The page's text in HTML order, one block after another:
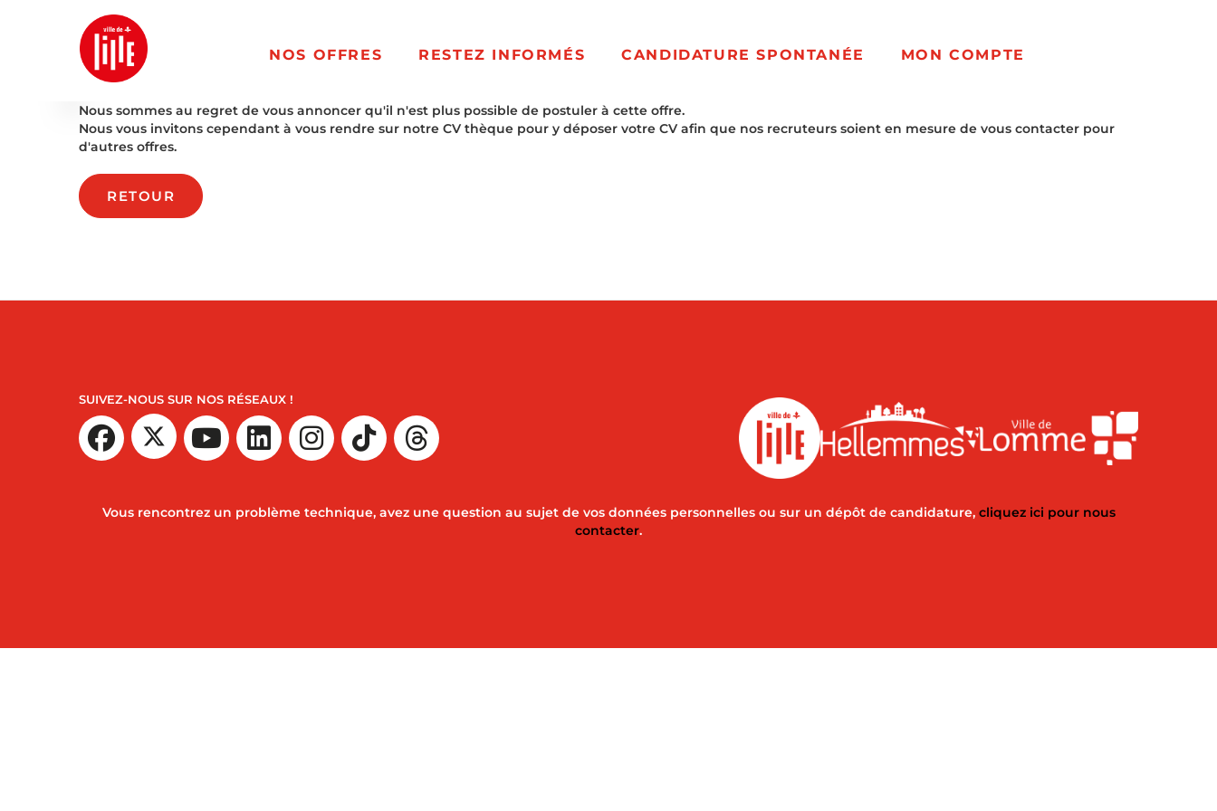
NOS OFFRES RESTEZ INFORMÉS CANDIDATURE SPONTANÉE MON COMPTE
Nous sommes au regret de vous annoncer qu'il n'est plus possible de postuler à cette offre.
Nous vous invitons cependant à vous rendre sur notre CV thèque pour y déposer votre CV afin que nos recruteurs soient en mesure de vous contacter pour
d'autres offres.
RETOUR
SUIVEZ-NOUS SUR NOS RÉSEAUX !
Vous rencontrez un problème technique, avez une question au sujet de vos données personnelles ou sur un dépôt de candidature, cliquez ici pour nous
contacter.